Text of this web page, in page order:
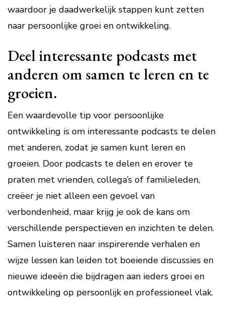
waardoor je daadwerkelijk stappen kunt zetten
naar persoonlijke groei en ontwikkeling.
Deel interessante podcasts met
anderen om samen te leren en te
groeien.
Een waardevolle tip voor persoonlijke
ontwikkeling is om interessante podcasts te delen
met anderen, zodat je samen kunt leren en
groeien. Door podcasts te delen en erover te
praten met vrienden, collega’s of familieleden,
creëer je niet alleen een gevoel van
verbondenheid, maar krijg je ook de kans om
verschillende perspectieven en inzichten te delen.
Samen luisteren naar inspirerende verhalen en
wijze lessen kan leiden tot boeiende discussies en
nieuwe ideeën die bijdragen aan ieders groei en
ontwikkeling op persoonlijk en professioneel vlak.